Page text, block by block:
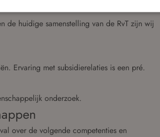
de huidige samenstelling van de RvT zijn wij
Ervaring met subsidierelaties is een pré.
onderzoek.
over de volgende competenties en